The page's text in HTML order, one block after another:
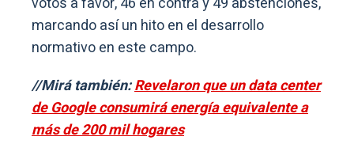
marcando así un hito en el desarrollo
normativo en este campo.
//Mirá también:Revelaron que un data center
de Google consumirá energía equivalente a
más de 200 mil hogares